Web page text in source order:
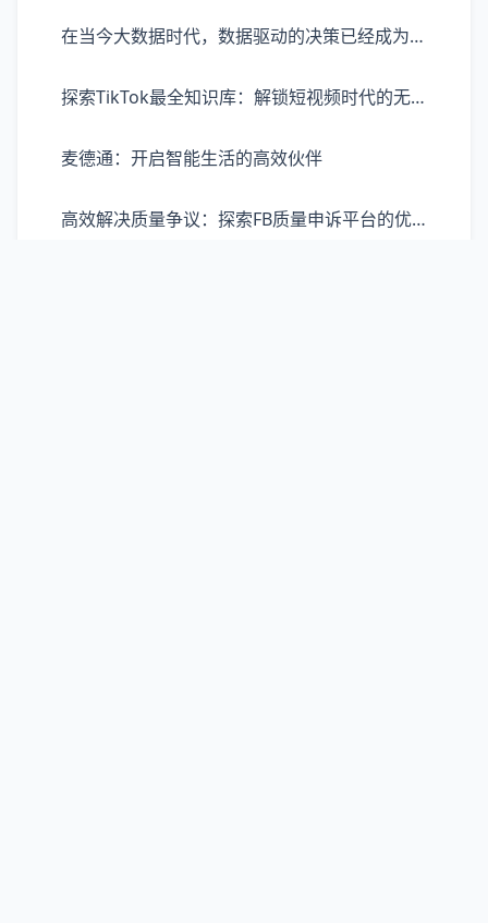
在当今大数据时代，数据驱动的决策已经成为企业发展、营销策略制定的重要依据。巨量算数，作为一款强大的数据处理和分析工具，凭借其先进的技术能力，为用户提供了从数据收集、处理到分析、报告的一站式服务体验。巨量算数不仅能够帮助商家、机构等快速理解市场趋势，还能深入洞察消费者行为，为决策提供精准的数据支持。它通过高效的数据处理技术，支持多源数据的整合，使得庞大的数据量在短时间内即可转化为有价值的见解。
探索TikTok最全知识库：解锁短视频时代的无限可能
麦德通：开启智能生活的高效伙伴
高效解决质量争议：探索FB质量申诉平台的优势与价值